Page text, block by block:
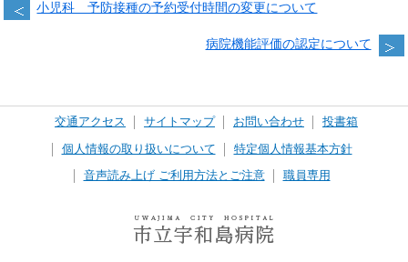
小児科 予防接種の予約受付時間の変更について
病院機能評価の認定について
交通アクセス サイトマップ お問い合わせ 投書箱
個人情報の取り扱いについて 特定個人情報基本方針
音声読み上げ ご利用方法とご注意 職員専用